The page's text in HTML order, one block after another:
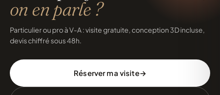
on en parle ?
Particulier ou pro à V-A : visite gratuite, conception 3D incluse,
devis chiffré sous 48h.
Réserver ma visite